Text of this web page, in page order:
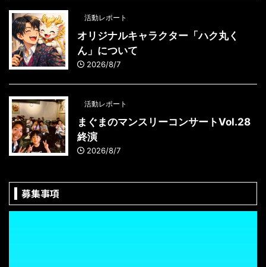
活動レポート
オリジナルキャラクター「ハク丸く
ん」について
2026/8/7
活動レポート
まぐまのマンスリーコンサートVol.28
終演
2026/8/7
募集事項